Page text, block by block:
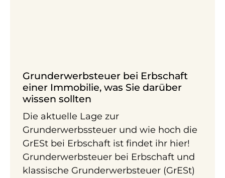
Grunderwerbsteuer bei Erbschaft
einer Immobilie, was Sie darüber
wissen sollten
Die aktuelle Lage zur
Grunderwerbssteuer und wie hoch die
GrESt bei Erbschaft ist findet ihr hier!
Grunderwerbsteuer bei Erbschaft und
klassische Grunderwerbsteuer (GrESt)